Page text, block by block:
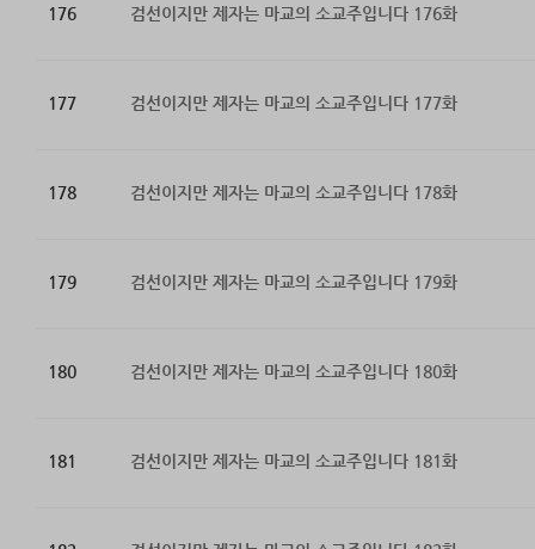
176 검선이지만 제자는 마교의 소교주입니다 176화
177 검선이지만 제자는 마교의 소교주입니다 177화
178 검선이지만 제자는 마교의 소교주입니다 178화
179 검선이지만 제자는 마교의 소교주입니다 179화
180 검선이지만 제자는 마교의 소교주입니다 180화
181 검선이지만 제자는 마교의 소교주입니다 181화